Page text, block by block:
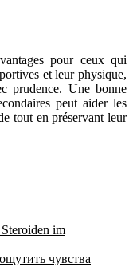
pour ceux qui
et leur physique,
prudence. Une bonne
peut aider les
tout en préservant leur
im
чувства